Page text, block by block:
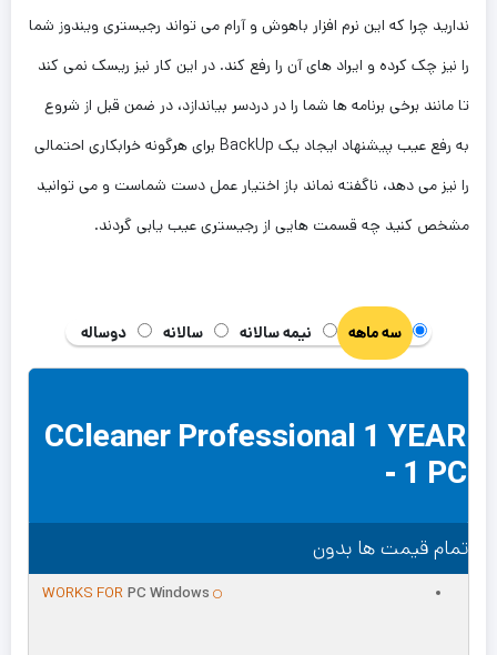
ندارید چرا که این نرم افزار باهوش و آرام می تواند رجیستری ویندوز شما
را نیز چک کرده و ایراد های آن را رفع کند. در این کار نیز ریسک نمی کند
تا مانند برخی برنامه ها شما را در دردسر بیاندازد، در ضمن قبل از شروع
به رفع عیب پیشنهاد ایجاد یک BackUp برای هرگونه خرابکاری احتمالی
را نیز می دهد، ناگفته نماند باز اختیار عمل دست شماست و می توانید
مشخص کنید چه قسمت هایی از رجیستری عیب یابی گردند.
سه ماهه نیمه سالانه سالانه دوساله
CCleaner Professional 1 YEAR
- 1 PC
تمام قیمت ها بدون
WORKS FOR PC Windows